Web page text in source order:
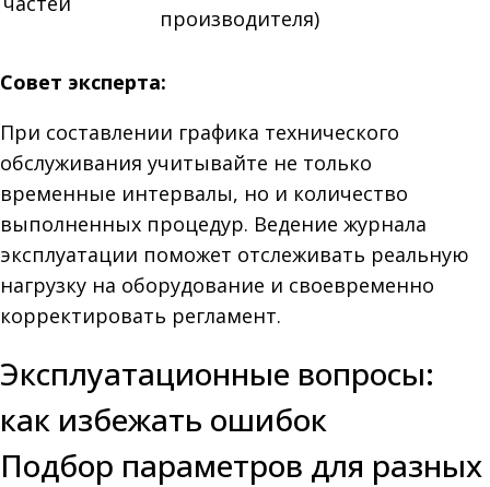
производителя)
Совет эксперта:
При составлении графика технического
обслуживания учитывайте не только
временные интервалы, но и количество
выполненных процедур. Ведение журнала
эксплуатации поможет отслеживать реальную
нагрузку на оборудование и своевременно
корректировать регламент.
Эксплуатационные вопросы:
как избежать ошибок
Подбор параметров для разных